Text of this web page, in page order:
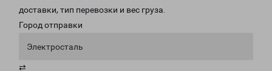
доставки, тип перевозки и вес груза.
Город отправки
Электросталь
⇄